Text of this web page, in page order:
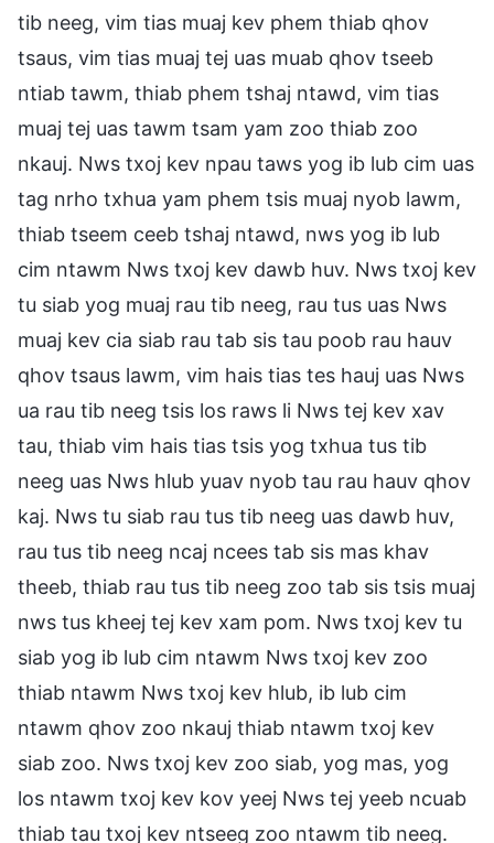
tib neeg, vim tias muaj kev phem thiab qhov
tsaus, vim tias muaj tej uas muab qhov tseeb
ntiab tawm, thiab phem tshaj ntawd, vim tias
muaj tej uas tawm tsam yam zoo thiab zoo
nkauj. Nws txoj kev npau taws yog ib lub cim uas
tag nrho txhua yam phem tsis muaj nyob lawm,
thiab tseem ceeb tshaj ntawd, nws yog ib lub
cim ntawm Nws txoj kev dawb huv. Nws txoj kev
tu siab yog muaj rau tib neeg, rau tus uas Nws
muaj kev cia siab rau tab sis tau poob rau hauv
qhov tsaus lawm, vim hais tias tes hauj uas Nws
ua rau tib neeg tsis los raws li Nws tej kev xav
tau, thiab vim hais tias tsis yog txhua tus tib
neeg uas Nws hlub yuav nyob tau rau hauv qhov
kaj. Nws tu siab rau tus tib neeg uas dawb huv,
rau tus tib neeg ncaj ncees tab sis mas khav
theeb, thiab rau tus tib neeg zoo tab sis tsis muaj
nws tus kheej tej kev xam pom. Nws txoj kev tu
siab yog ib lub cim ntawm Nws txoj kev zoo
thiab ntawm Nws txoj kev hlub, ib lub cim
ntawm qhov zoo nkauj thiab ntawm txoj kev
siab zoo. Nws txoj kev zoo siab, yog mas, yog
los ntawm txoj kev kov yeej Nws tej yeeb ncuab
thiab tau txoj kev ntseeg zoo ntawm tib neeg.